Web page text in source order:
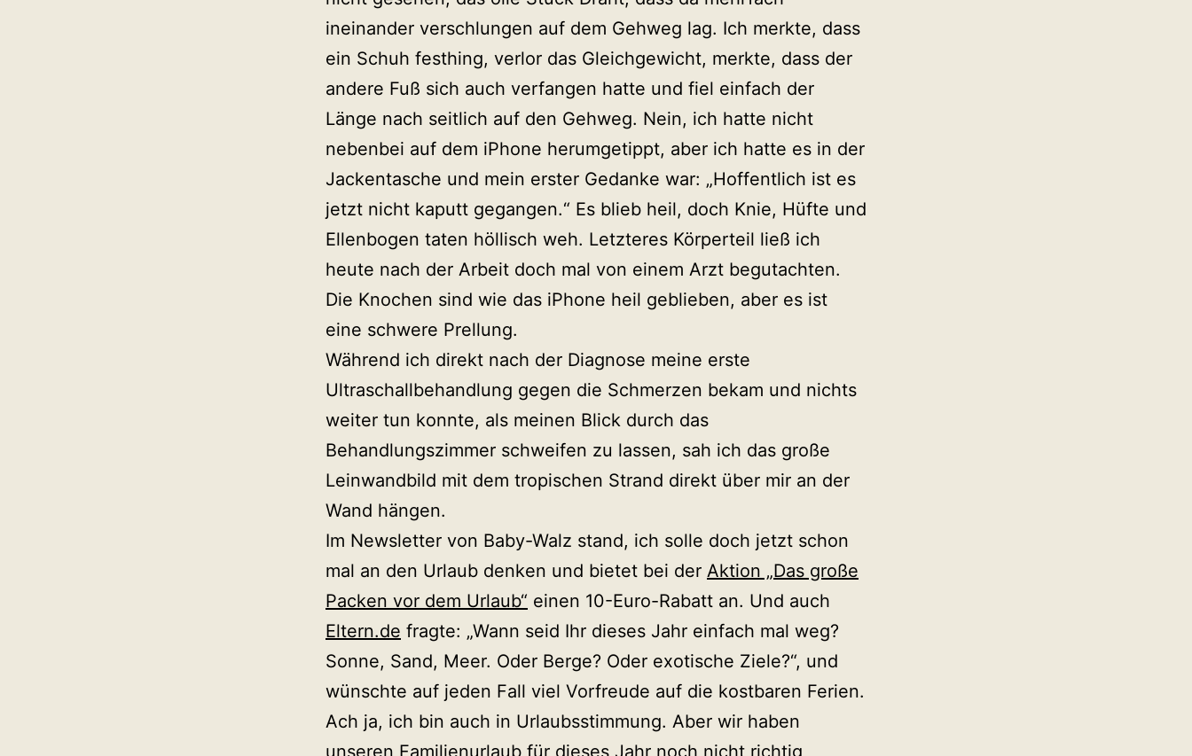
ineinander verschlungen auf dem Gehweg lag. Ich merkte, dass
ein Schuh festhing, verlor das Gleichgewicht, merkte, dass der
andere Fuß sich auch verfangen hatte und fiel einfach der
Länge nach seitlich auf den Gehweg. Nein, ich hatte nicht
nebenbei auf dem iPhone herumgetippt, aber ich hatte es in der
Jackentasche und mein erster Gedanke war: „Hoffentlich ist es
jetzt nicht kaputt gegangen.“ Es blieb heil, doch Knie, Hüfte und
Ellenbogen taten höllisch weh. Letzteres Körperteil ließ ich
heute nach der Arbeit doch mal von einem Arzt begutachten.
Die Knochen sind wie das iPhone heil geblieben, aber es ist
eine schwere Prellung.
Während ich direkt nach der Diagnose meine erste
Ultraschallbehandlung gegen die Schmerzen bekam und nichts
weiter tun konnte, als meinen Blick durch das
Behandlungszimmer schweifen zu lassen, sah ich das große
Leinwandbild mit dem tropischen Strand direkt über mir an der
Wand hängen.
Im Newsletter von Baby-Walz stand, ich solle doch jetzt schon
mal an den Urlaub denken und bietet bei der Aktion „Das große
Packen vor dem Urlaub“ einen 10-Euro-Rabatt an. Und auch
Eltern.de fragte: „Wann seid Ihr dieses Jahr einfach mal weg?
Sonne, Sand, Meer. Oder Berge? Oder exotische Ziele?“, und
wünschte auf jeden Fall viel Vorfreude auf die kostbaren Ferien.
Ach ja, ich bin auch in Urlaubsstimmung. Aber wir haben
unseren Familienurlaub für dieses Jahr noch nicht richtig